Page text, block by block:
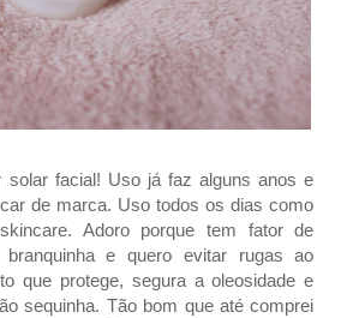
solar facial! Uso já faz alguns anos e
de marca. Uso todos os dias como
Adoro porque tem fator de
e quero evitar rugas ao
que protege, segura a oleosidade e
sequinha. Tão bom que até comprei